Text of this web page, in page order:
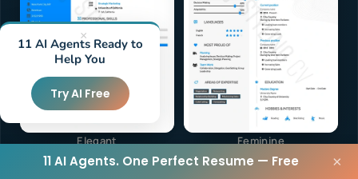
Elegant Feminine
×
11 AI Agents Ready to
Help You
Try AI Free
11 AI Agents. One Perfect Resume — Free ×